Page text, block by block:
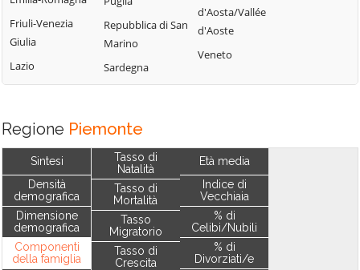
Friuli-Venezia
Giulia
Lazio
Repubblica di San
Marino
Sardegna
d'Aosta/Vallée
d'Aoste
Veneto
Regione Piemonte
Sintesi
Densità
demografica
Dimensione
demografica
Componenti
della famiglia
Tasso di
Natalità
Tasso di
Mortalità
Tasso
Migratorio
Tasso di
Crescita
Età media
Indice di
Vecchiaia
% di
Celibi/Nubili
% di
Divorziati/e